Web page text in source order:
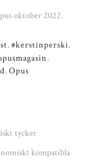
oktober 2022.
,#kerstinperski,
,
,Opus
tycker
kompatibla